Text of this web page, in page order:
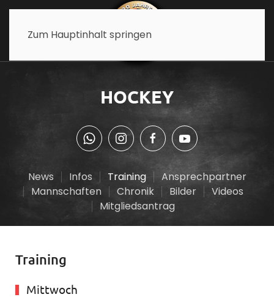
Zum Hauptinhalt springen
HOCKEY
News Infos Training
Ansprechpartner
Mannschaften
Chronik Bilder
Videos
Mitgliedsantrag
Training
Mittwoch